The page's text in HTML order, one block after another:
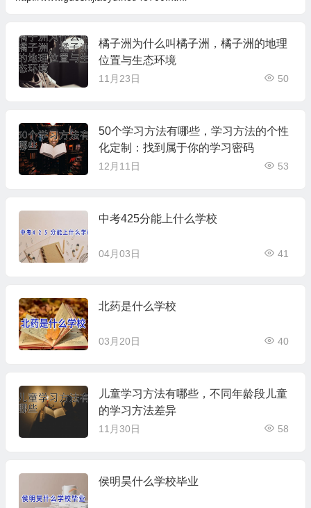
橘子洲为什么叫橘子洲，橘子洲的地理
位置与生态环境
11月23日 50
50个学习方法有哪些，学习方法的个性
化定制：找到属于你的学习密码
12月11日 53
中考425分能上什么学校
04月03日 41
北药是什么学校
03月20日 40
儿童学习方法有哪些，不同年龄段儿童
的学习方法差异
11月30日 58
侯明昊什么学校毕业